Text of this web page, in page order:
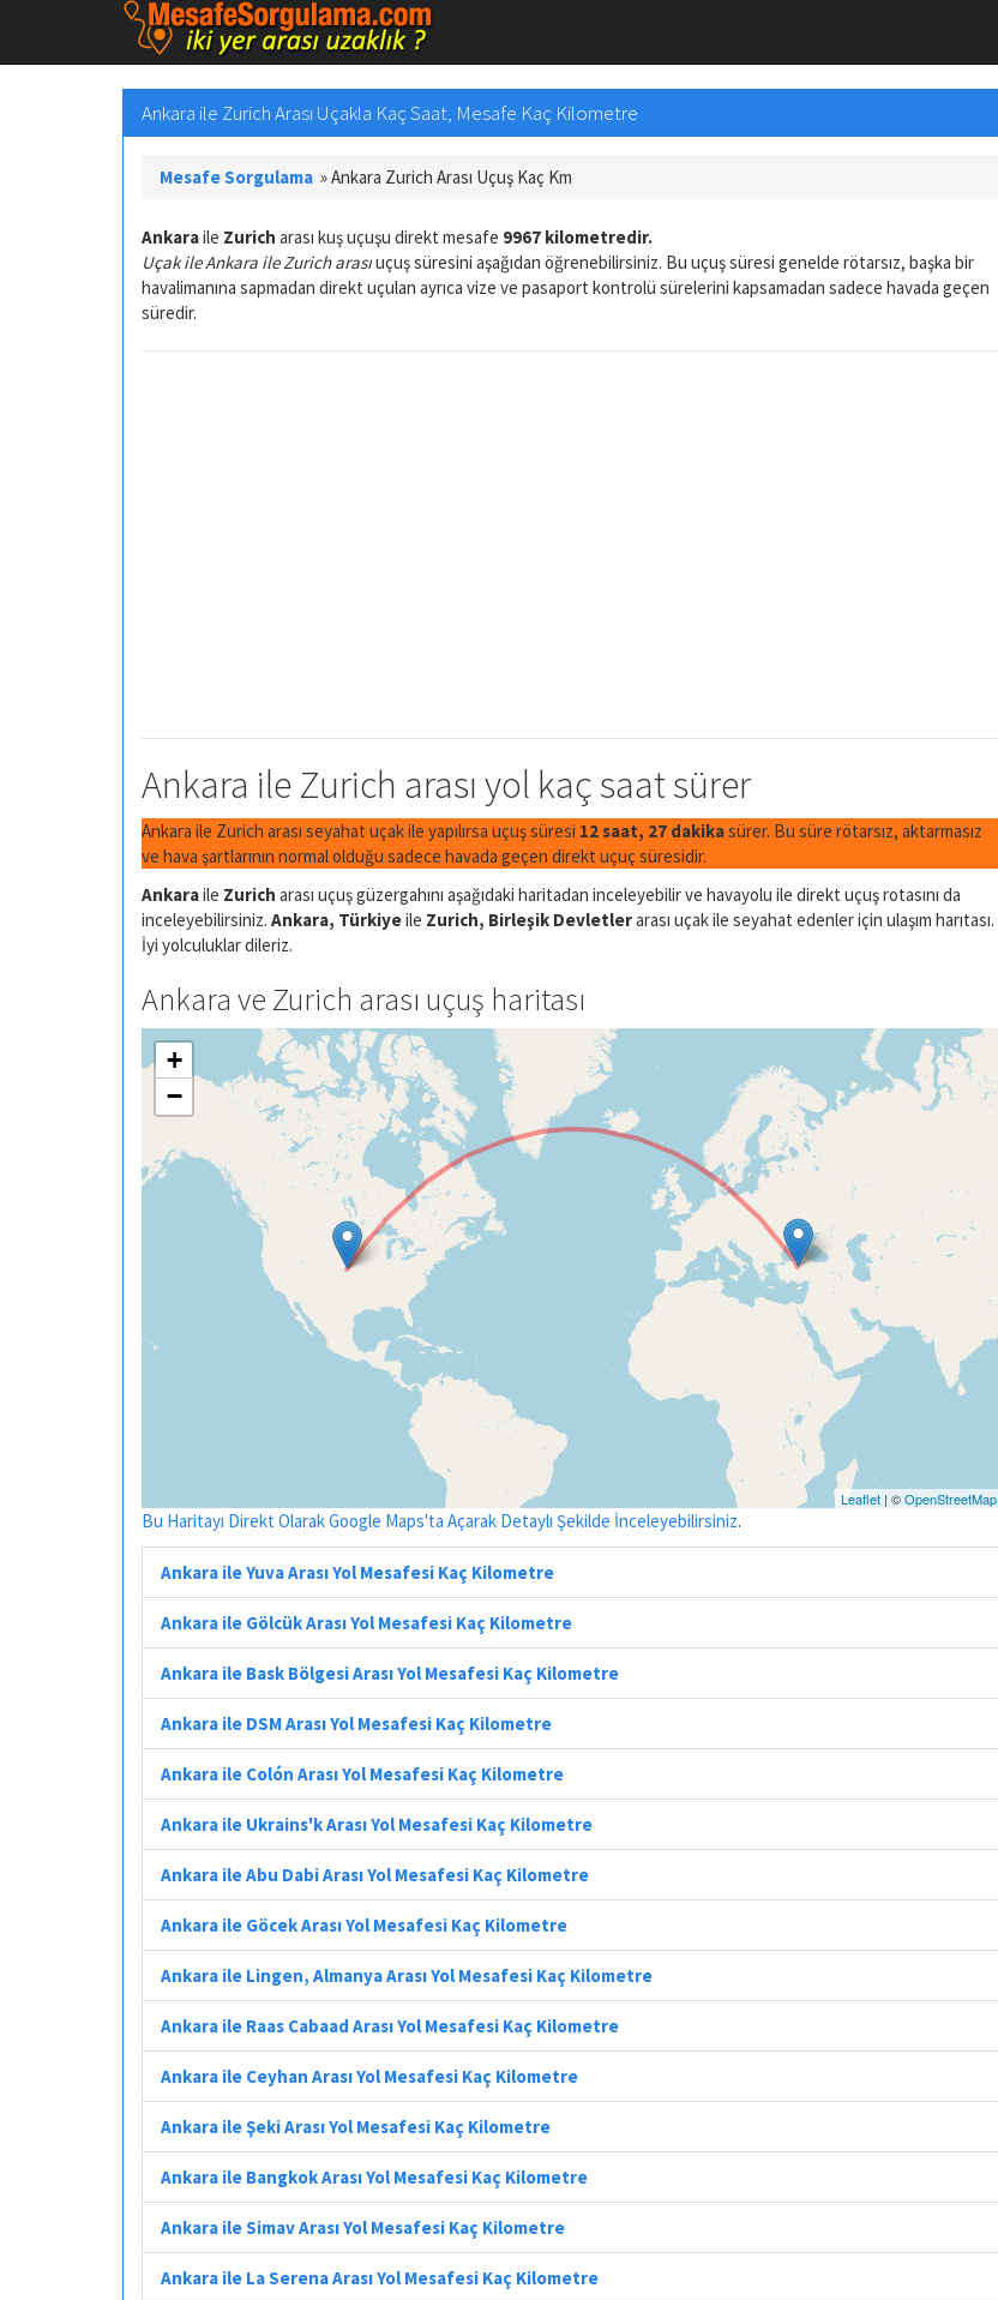
Ankara ile Zurich Arası Uçakla Kaç Saat, Mesafe Kaç Kilometre
Mesafe Sorgulama »Ankara Zurich Arası Uçuş Kaç Km
Ankaraile Zurich arası kuş uçuşu direkt mesafe 9967 kilometredir.
Uçak ile Ankara ile Zurich arasıuçuş süresini aşağıdan öğrenebilirsiniz. Bu uçuş süresi genelde rötarsız, başka bir
havalimanına sapmadan direkt uçulan ayrıca vize ve pasaport kontrolü sürelerini kapsamadan sadece havada geçen
süredir.
Ankara ile Zurich arası yol kaç saat sürer
Ankara ile Zurich arası seyahat uçak ile yapılırsa uçuş süresi 12 saat, 27 dakikasürer. Bu süre rötarsız, aktarmasız
ve hava şartlarının normal olduğu sadece havada geçen direkt uçuç süresidir.
Ankaraile Zurich arası uçuş güzergahını aşağıdaki haritadan inceleyebilir ve havayolu ile direkt uçuş rotasını da
inceleyebilirsiniz. Ankara, Türkiyeile Zurich, Birleşik Devletlerarası uçak ile seyahat edenler için ulaşım harıtası.
İyi yolculuklar dileriz.
Ankara ve Zurich arası uçuş haritası
+
−
Leaflet | ©OpenStreetMap
Bu Haritayı Direkt Olarak Google Maps'ta Açarak Detaylı Şekilde İnceleyebilirsiniz.
Ankara ile Yuva Arası Yol Mesafesi Kaç Kilometre
Ankara ile Gölcük Arası Yol Mesafesi Kaç Kilometre
Ankara ile Bask Bölgesi Arası Yol Mesafesi Kaç Kilometre
Ankara ile DSM Arası Yol Mesafesi Kaç Kilometre
Ankara ile Colón Arası Yol Mesafesi Kaç Kilometre
Ankara ile Ukrains'k Arası Yol Mesafesi Kaç Kilometre
Ankara ile Abu Dabi Arası Yol Mesafesi Kaç Kilometre
Ankara ile Göcek Arası Yol Mesafesi Kaç Kilometre
Ankara ile Lingen, Almanya Arası Yol Mesafesi Kaç Kilometre
Ankara ile Raas Cabaad Arası Yol Mesafesi Kaç Kilometre
Ankara ile Ceyhan Arası Yol Mesafesi Kaç Kilometre
Ankara ile Şeki Arası Yol Mesafesi Kaç Kilometre
Ankara ile Bangkok Arası Yol Mesafesi Kaç Kilometre
Ankara ile Simav Arası Yol Mesafesi Kaç Kilometre
Ankara ile La Serena Arası Yol Mesafesi Kaç Kilometre